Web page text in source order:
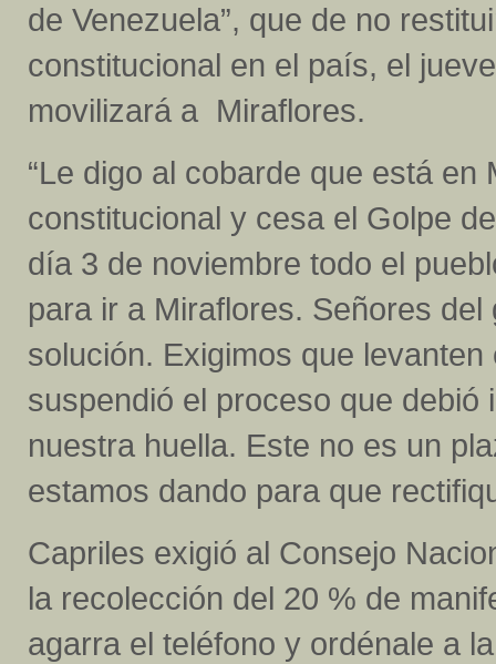
de Venezuela”, que de no
constitucional en el país, el
movilizará a Miraflores.
“Le digo al cobarde que está
constitucional y cesa el Golpe
día 3 de noviembre todo el
para ir a Miraflores. Señores
solución. Exigimos que
suspendió el proceso que
nuestra huella. Este no es un
estamos dando para que
Capriles exigió al Consejo
la recolección del 20 % de
agarra el teléfono y ordénale a